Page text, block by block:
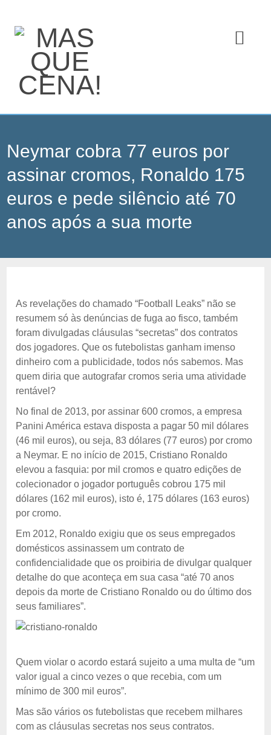
Neymar cobra 77 euros por
assinar cromos, Ronaldo 175
euros e pede silêncio até 70
anos após a sua morte
As revelações do chamado “Football Leaks” não se
resumem só às denúncias de fuga ao fisco, também
foram divulgadas cláusulas “secretas” dos contratos
dos jogadores. Que os futebolistas ganham imenso
dinheiro com a publicidade, todos nós sabemos. Mas
quem diria que autografar cromos seria uma atividade
rentável?
No final de 2013, por assinar 600 cromos, a empresa
Panini América estava disposta a pagar 50 mil dólares
(46 mil euros), ou seja, 83 dólares (77 euros) por cromo
a Neymar. E no início de 2015, Cristiano Ronaldo
elevou a fasquia: por mil cromos e quatro edições de
colecionador o jogador português cobrou 175 mil
dólares (162 mil euros), isto é, 175 dólares (163 euros)
por cromo.
Em 2012, Ronaldo exigiu que os seus empregados
domésticos assinassem um contrato de
confidencialidade que os proibiria de divulgar qualquer
detalhe do que aconteça em sua casa “até 70 anos
depois da morte de Cristiano Ronaldo ou do último dos
seus familiares”.
Quem violar o acordo estará sujeito a uma multa de “um
valor igual a cinco vezes o que recebia, com um
mínimo de 300 mil euros”.
Mas são vários os futebolistas que recebem milhares
com as cláusulas secretas nos seus contratos.